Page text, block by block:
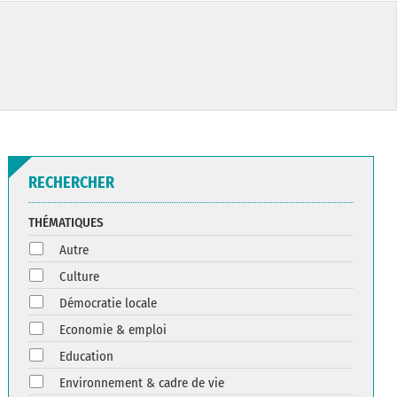
RECHERCHER
THÉMATIQUES
Autre
Culture
Démocratie locale
Economie & emploi
Education
Environnement & cadre de vie